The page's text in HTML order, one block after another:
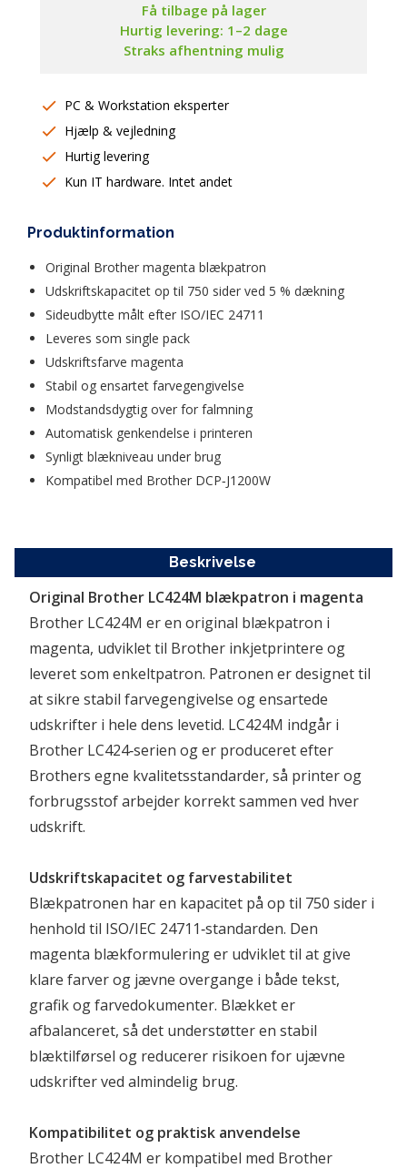
Produktinformation
Original Brother magenta blækpatron
Udskriftskapacitet op til 750 sider ved 5 % dækning
Sideudbytte målt efter ISO/IEC 24711
Leveres som single pack
Udskriftsfarve magenta
Stabil og ensartet farvegengivelse
Modstandsdygtig over for falmning
Automatisk genkendelse i printeren
Synligt blækniveau under brug
Kompatibel med Brother DCP‑J1200W
Få tilbage på lager
Hurtig levering: 1–2 dage
Straks afhentning mulig
PC & Workstation eksperter
Hjælp & vejledning
Hurtig levering
Kun IT hardware. Intet andet
Beskrivelse
Original Brother LC424M blækpatron i magenta
Brother LC424M er en original blækpatron i
magenta, udviklet til Brother inkjetprintere og
leveret som enkeltpatron. Patronen er designet til
at sikre stabil farvegengivelse og ensartede
udskrifter i hele dens levetid. LC424M indgår i
Brother LC424‑serien og er produceret efter
Brothers egne kvalitetsstandarder, så printer og
forbrugsstof arbejder korrekt sammen ved hver
udskrift.
Udskriftskapacitet og farvestabilitet
Blækpatronen har en kapacitet på op til 750 sider i
henhold til ISO/IEC 24711‑standarden. Den
magenta blækformulering er udviklet til at give
klare farver og jævne overgange i både tekst,
grafik og farvedokumenter. Blækket er
afbalanceret, så det understøtter en stabil
blæktilførsel og reducerer risikoen for ujævne
udskrifter ved almindelig brug.
Kompatibilitet og praktisk anvendelse
Brother LC424M er kompatibel med Brother